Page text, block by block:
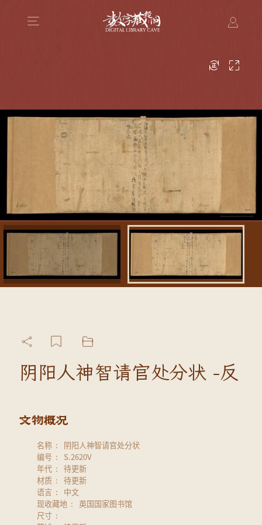
阴阳人神智请官处分状 -反
名称
阴阳人神智请官处分状
编号
S.2620V
年代
待更新
材质
待更新
语言
中文
现收藏地
英国国家图书馆
尺寸